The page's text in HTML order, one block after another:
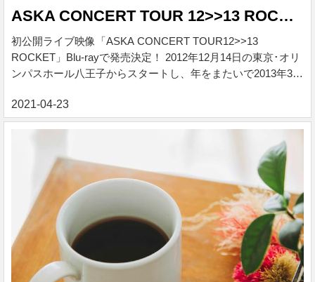
ASKA CONCERT TOUR 12>>13 ROCKET
初公開ライブ映像「ASKA CONCERT TOUR12>>13
ROCKET」Blu-rayで発売決定！ 2012年12月14日の東京･オリ
ンパスホール八王子からスタートし、年をまたいで2013年3月
TOUR 12＞＞13 ROCKET」。収録は行われたが未発表となっ
ていた映像が、この度、 Blu-rayとして発売されることになり
にご覧ください。 アーティスト ASKA 発売日 2021/4/23 レー
ベル DADA label 価格 ¥ 2,400 税込 各曲 ¥ 2...